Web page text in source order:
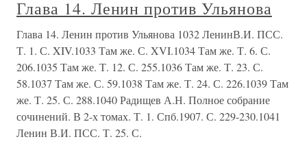
Глава 14. Ленин против Ульянова
Глава 14. Ленин против Ульянова 1032 ЛенинВ.И. ПСС.
Т. 1. С. XIV.1033 Там же. С. XVI.1034 Там же. Т. 6. С.
206.1035 Там же. Т. 12. С. 255.1036 Там же. Т. 23. С.
58.1037 Там же. С. 59.1038 Там же. Т. 24. С. 226.1039 Там
же. Т. 25. С. 288.1040 Радищев А.Н. Полное собрание
сочинений. В 2-х томах. Т. 1. Спб.1907. С. 229-230.1041
Ленин В.И. ПСС. Т. 25. С.